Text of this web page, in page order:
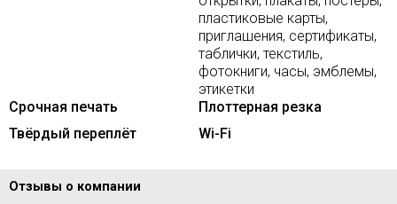
пластиковые карты,
приглашения, сертификаты,
таблички, текстиль,
фотокниги, часы, эмблемы,
этикетки
Срочная печать
Плоттерная резка
Твёрдый переплёт
Wi-Fi
Отзывы о компании